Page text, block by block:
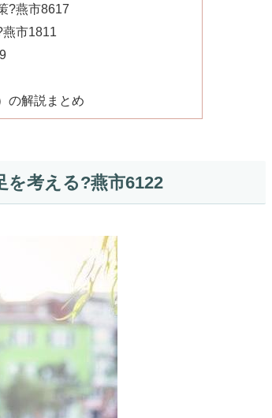
?燕市8617
市1811
の解説まとめ
を考える?燕市6122